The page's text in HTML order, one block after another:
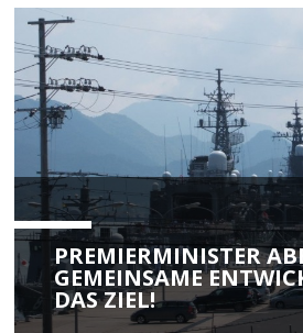
PREMIERMINISTER
GEMEINSAME
DAS ZIEL!